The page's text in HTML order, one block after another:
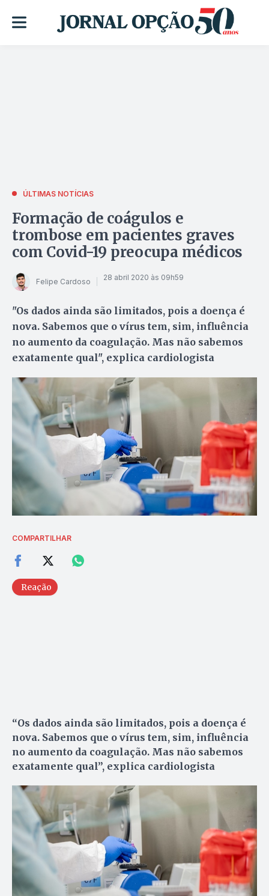
ÚLTIMAS NOTÍCIAS
Formação de coágulos e
trombose em pacientes graves
com Covid-19 preocupa médicos
Felipe Cardoso 28 abril 2020 às 09h59
"Os dados ainda são limitados, pois a doença é
nova. Sabemos que o vírus tem, sim, influência
no aumento da coagulação. Mas não sabemos
exatamente qual", explica cardiologista
COMPARTILHAR
Reação
“Os dados ainda são limitados, pois a doença é
nova. Sabemos que o vírus tem, sim, influência
no aumento da coagulação. Mas não sabemos
exatamente qual”, explica cardiologista